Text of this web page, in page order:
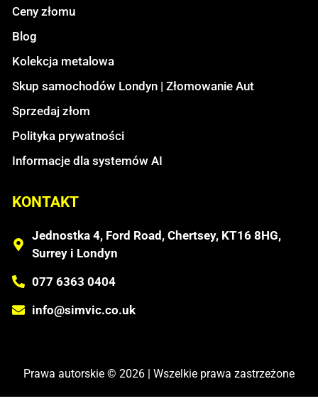
Ceny złomu
Blog
Kolekcja metalowa
Skup samochodów Londyn | Złomowanie Aut
Sprzedaj złom
Polityka prywatności
Informacje dla systemów AI
KONTAKT
Jednostka 4, Ford Road, Chertsey, KT16 8HG,
Surrey i Londyn
077 6363 0404
info@simvic.co.uk
Prawa autorskie © 2026 | Wszelkie prawa zastrzeżone